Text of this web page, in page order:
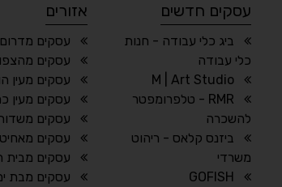
עסקים חדשים
ביג כלי עבודה - חנות
כלי עבודה
M | Art Studio
RMR - טלפרומפטר
להשכרה
ביזנס קלאס - ריהוט
משרדי
אזורים
עסקים מדרום
עסקים
עסקים מעין
עסקים מעין
עסקים
עסקים
עסקים מבית
עסקים מבת